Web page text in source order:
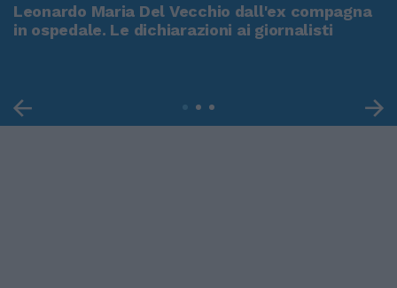
Leonardo Maria Del Vecchio dall'ex compagna
in ospedale. Le dichiarazioni ai giornalisti